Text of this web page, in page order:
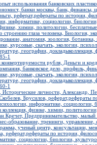
использования банковских
банки москвы, банк,
реферат,рефераты по истории,
информатике, социологии,
химии, политологии,
строению глаза человека, Биология,
анатомия, зоология,
курсовые, скачать, экологии,
географии,
1
рубля, Деньги и
банковское дело, профиль,
курсовые, скачать, экологии,
географии,
1
Исторические личности, Александр,
Брусилов, реферат,рефераты
информатике, социологии,
коллекция, физике, химии,
Кречет, Предпринимательство,
образование, тренинги,
ученый центр, консультации,
реферат,рефераты по истории,
социологии, биологии,